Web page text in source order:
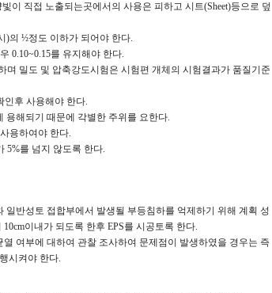
이 직접 노출되는곳에서의 사용은 피하고 시트(Sheet)등으로 덮
)의 ½정도 이하가 되어야 한다.
0.10~0.15를 유지해야 한다.
며 밀도 및 압축강도시험은 시험편 개체의 시험결과가 품질기준
인후 사용해야 한다.
용해되기 때문에 각별한 주위를 요한다.
용하여야 한다.
5%를 넘지 않도록 한다.
일반성토 접합부에서 발생될 부등침하를 억제하기 위해 계획 성
이내가 되도록 한후 EPS를 시공토록 한다.
여부에 대하여 관찰 조사하여 문제점이 발생하였을 경우는 즉
시켜야 한다.